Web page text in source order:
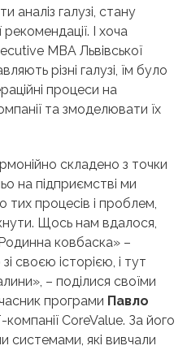
аналіз галузі, стану
І хоча
MBA Львівської
різні галузі, їм було
процеси на
та змоделювати їх
складено з точки
на підприємстві ми
процесів і проблем,
Щось нам вдалося,
ковбаска» –
своєю історією, і тут
– поділися своїми
програми Павло
-компанії CoreValue. За його
системами, які вивчали